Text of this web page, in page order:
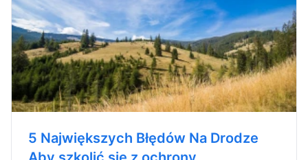
5 Największych Błędów Na Drodze